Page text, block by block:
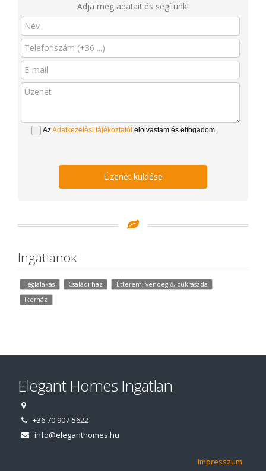
Adja meg adatait és segítünk!
AzAdatkezelési tájékoztatótelolvastam és elfogadom.
Üzenet küldése
Ingatlanok
Téglalakás Családi ház
Étterem, vendéglő, cukrászda
Ikerház
Elegant Homes Ingatlan
+36 70 907-5622
info@eleganthomes.hu
Impresszum